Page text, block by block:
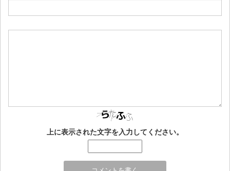
上に表示された文字を入力してください。